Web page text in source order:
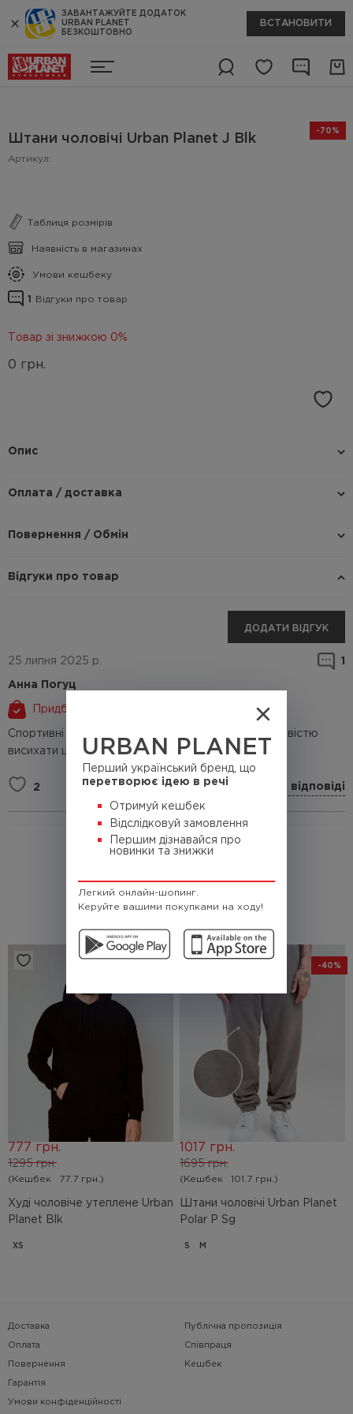
ЗАВАНТАЖУЙТЕ ДОДАТОК
URBAN PLANET
БЕЗКОШТОВНО
ВСТАНОВИТИ
URBAN PLANET
Перший український бренд, що
перетворює ідею в речі
Отримуй кешбек
Відслідковуй замовлення
Першим дізнавайся про
новинки та знижки
Легкий онлайн-шопинг.
Керуйте вашими покупками на ходу!
-70%
Штани чоловічі Urban Planet J Blk
Артикул:
Таблиця розмірів
Наявність в магазинах
Умови кешбеку
1 Відгуки про товар
Товар зі знижкою 0%
0 грн.
Опис
Оплата / доставка
Повернення / Обмін
Відгуки про товар
ДОДАТИ ВІДГУК
25 липня 2025 р. 1
Анна Погуц
Придбано
Спортивні штани хорошої якості. Зручні і з властивістю
висихати швидко. Нарікань немає.
2 Відповісти Показати відповіді
РЕКОМЕНДОВАНІ
Худі чоловіче утеплене Urban
Planet Blk
1295 грн.
777 грн.
(Кешбек 77.7 грн.)
XS
-40%
Штани чоловічі Urban Planet
Polar P Sg
1695 грн.
1017 грн.
(Кешбек 101.7 грн.)
S M
Доставка
Оплата
Повернення
Гарантія
Умови конфіденційності
Публічна пропозиція
Співпраця
Кешбек